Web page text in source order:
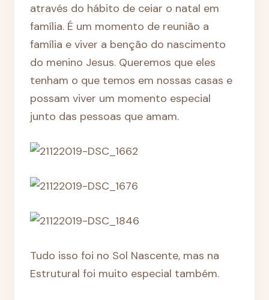
através do hábito de ceiar o natal em
família. É um momento de reunião a
família e viver a benção do nascimento
do menino Jesus. Queremos que eles
tenham o que temos em nossas casas e
possam viver um momento especial
junto das pessoas que amam.
Tudo isso foi no Sol Nascente, mas na
Estrutural foi muito especial também.